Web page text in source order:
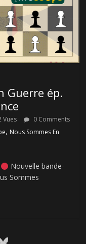
Guerre ép.
Vues
0 Comments
, Nous Sommes En
Nouvelle bande-
Sommes